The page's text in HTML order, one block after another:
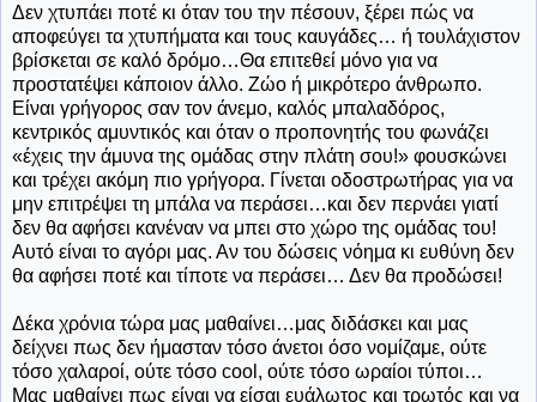
Δεν χτυπάει ποτέ κι όταν του την πέσουν, ξέρει πώς να
αποφεύγει τα χτυπήματα και τους καυγάδες… ή τουλάχιστον
βρίσκεται σε καλό δρόμο…Θα επιτεθεί μόνο για να
προστατέψει κάποιον άλλο. Ζώο ή μικρότερο άνθρωπο.
Είναι γρήγορος σαν τον άνεμο, καλός μπαλαδόρος,
κεντρικός αμυντικός και όταν ο προπονητής του φωνάζει
«έχεις την άμυνα της ομάδας στην πλάτη σου!» φουσκώνει
και τρέχει ακόμη πιο γρήγορα. Γίνεται οδοστρωτήρας για να
μην επιτρέψει τη μπάλα να περάσει…και δεν περνάει γιατί
δεν θα αφήσει κανέναν να μπει στο χώρο της ομάδας του!
Αυτό είναι το αγόρι μας. Αν του δώσεις νόημα κι ευθύνη δεν
θα αφήσει ποτέ και τίποτε να περάσει… Δεν θα προδώσει!
Δέκα χρόνια τώρα μας μαθαίνει…μας διδάσκει και μας
δείχνει πως δεν ήμασταν τόσο άνετοι όσο νομίζαμε, ούτε
τόσο χαλαροί, ούτε τόσο cool , ούτε τόσο ωραίοι τύποι…
Μας μαθαίνει πως είναι να είσαι ευάλωτος και τρωτός και να